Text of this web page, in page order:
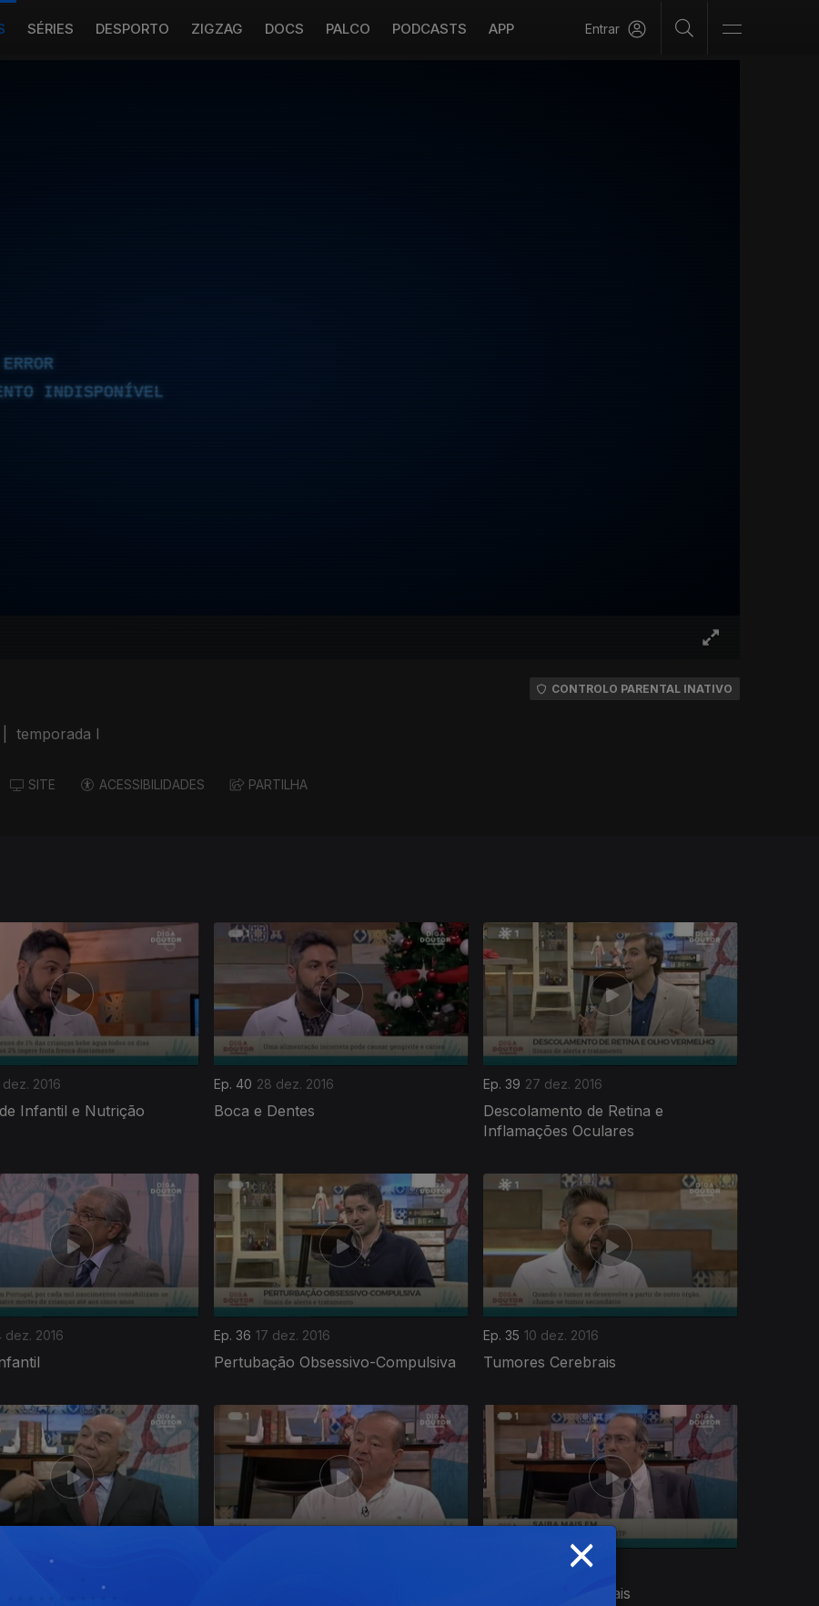
SÉRIES DESPORTO ZIGZAG DOCS PALCO PODCASTS APP Entrar
INDISPONÍVEL
temporada I
CONTROLO PARENTAL INATIVO
SITE ACESSIBILIDADES PARTILHA
dez. 2016
Infantil e Nutrição
Ep. 40 28 dez. 2016
Boca e Dentes
Ep. 39 27 dez. 2016
Descolamento de Retina e
Inflamações Oculares
dez. 2016 Ep. 36 17 dez. 2016
Pertubação Obsessivo-Compulsiva
Ep. 35 10 dez. 2016
Tumores Cerebrais
nov. 2016 12 nov. 2016
Problemas Intestinais
×